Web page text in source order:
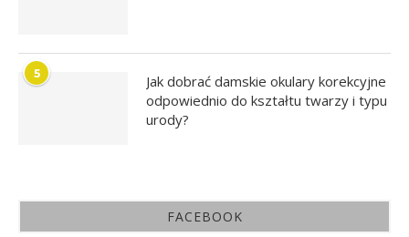
5
Jak dobrać damskie okulary korekcyjne
odpowiednio do kształtu twarzy i typu
urody?
FACEBOOK